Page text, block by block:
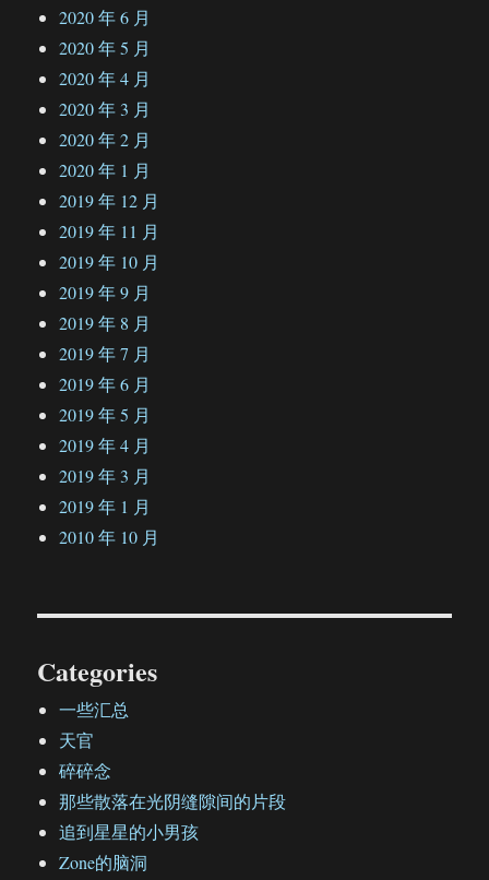
2020 年 6 月
2020 年 5 月
2020 年 4 月
2020 年 3 月
2020 年 2 月
2020 年 1 月
2019 年 12 月
2019 年 11 月
2019 年 10 月
2019 年 9 月
2019 年 8 月
2019 年 7 月
2019 年 6 月
2019 年 5 月
2019 年 4 月
2019 年 3 月
2019 年 1 月
2010 年 10 月
Categories
一些汇总
天官
碎碎念
那些散落在光阴缝隙间的片段
追到星星的小男孩
Zone的脑洞